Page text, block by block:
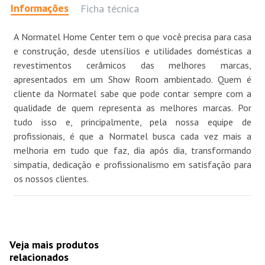
Informações Ficha técnica
A Normatel Home Center tem o que você precisa para casa
e construção, desde utensílios e utilidades domésticas a
revestimentos cerâmicos das melhores marcas,
apresentados em um Show Room ambientado. Quem é
cliente da Normatel sabe que pode contar sempre com a
qualidade de quem representa as melhores marcas. Por
tudo isso e, principalmente, pela nossa equipe de
profissionais, é que a Normatel busca cada vez mais a
melhoria em tudo que faz, dia após dia, transformando
simpatia, dedicação e profissionalismo em satisfação para
os nossos clientes.
Veja mais produtos
relacionados